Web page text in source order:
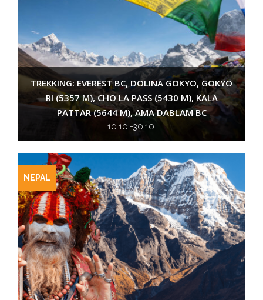
TREKKING: EVEREST BC, DOLINA GOKYO, GOKYO
RI (5357 M), CHO LA PASS (5430 M), KALA
PATTAR (5644 M), AMA DABLAM BC
10.10.-30.10.
NEPAL